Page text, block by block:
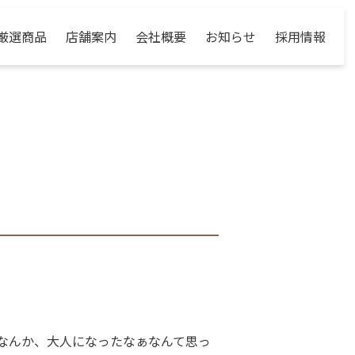
選商品 店舗案内 会社概要 お知らせ 採用情報
か、大人になったなぁなんて思っ